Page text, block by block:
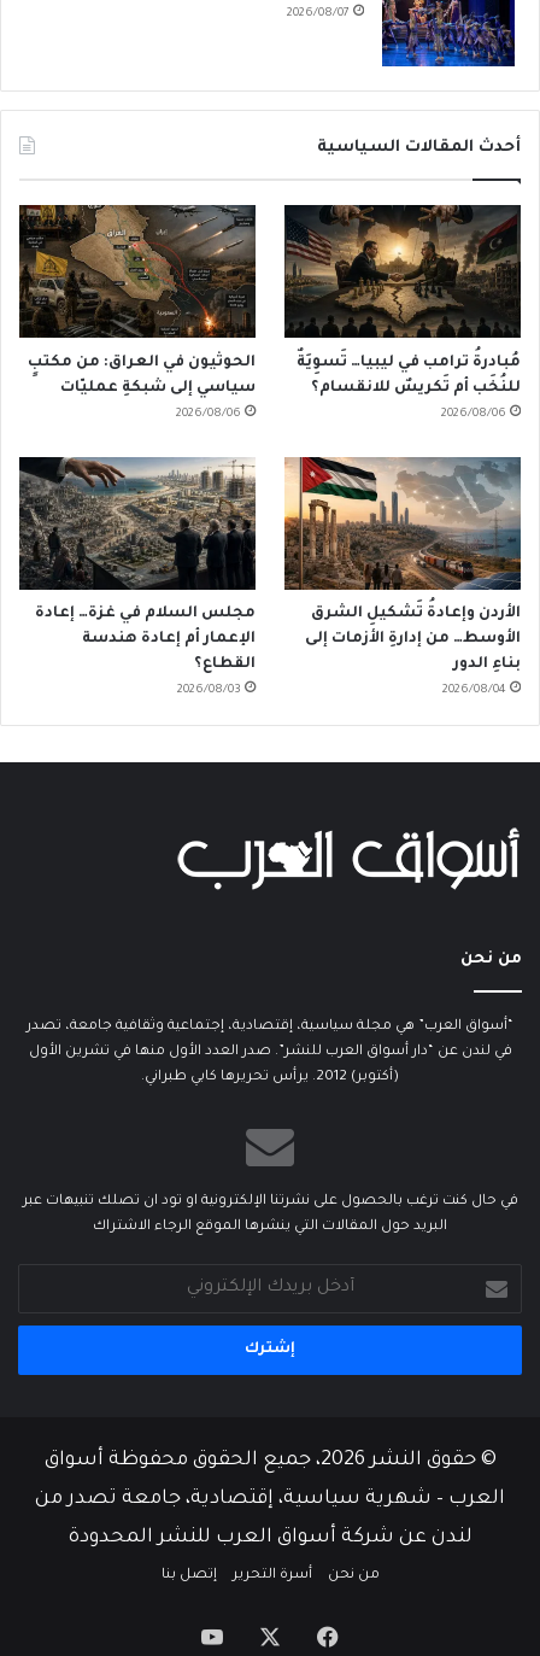
2026/08/07
أحدث المقالات السياسية
مُبادرةُ ترامب في ليبيا… تَسوِيَةٌ
للنُخَب أم تَكريسٌ للانقسام؟
2026/08/06
الحوثيون في العراق: من مكتبٍ
سياسي إلى شبكةِ عمليّات
2026/08/06
الأردن وإعادةُ تَشكيلِ الشرق
الأوسط… من إدارةِ الأزمات إلى
بناءِ الدور
2026/08/04
مجلس السلام في غزة… إعادة
الإعمار أم إعادة هندسة
القطاع؟
2026/08/03
من نحن
“أسواق العرب” هي مجلة سياسية، إقتصادية، إجتماعية وثقافية جامعة، تصدر
في لندن عن “دار أسواق العرب للنشر”. صدر العدد الأول منها في تشرين الأول
(أكتوبر) 2012. يرأس تحريرها كابي طبراني.
في حال كنت ترغب بالحصول على نشرتنا الإلكترونية او تود ان تصلك تنبيهات عبر
البريد حول المقالات التي ينشرها الموقع الرجاء الاشتراك
بريدك
الإلكتروني
© حقوق النشر 2026، جميع الحقوق محفوظة أسواق
العرب – شهرية سياسية، إقتصادية، جامعة تصدر من
لندن عن شركة أسواق العرب للنشر المحدودة
من نحن أسرة التحرير إتصل بنا
فيسبوك ‫YouTube